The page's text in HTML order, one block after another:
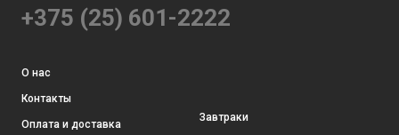
+375 (25) 601-2222
О нас
Контакты
Оплата и доставка
Завтраки